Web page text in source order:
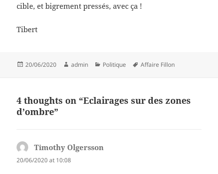
cible, et bigrement pressés, avec ça !
Tibert
Posted
20/06/2020 Author
admin Categories
Politique Tags
Affaire Fillon
4 thoughts on “Eclairages sur des zones
d’ombre”
Timothy Olgersson
20/06/2020 at 10:08